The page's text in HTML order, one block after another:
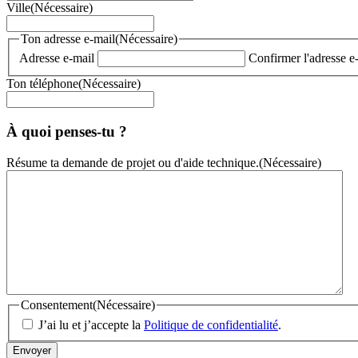
Ville(Nécessaire)
Ton adresse e-mail(Nécessaire)
Adresse e-mail
Confirmer l'adresse
Ton téléphone(Nécessaire)
À quoi penses-tu ?
Résume ta demande de projet ou d'aide technique.(Nécessaire)
Consentement(Nécessaire)
J’ai lu et j’accepte la Politique de confidentialité.